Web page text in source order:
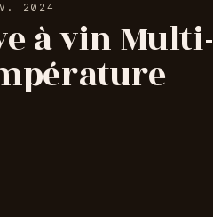
2024
à vin Multi-